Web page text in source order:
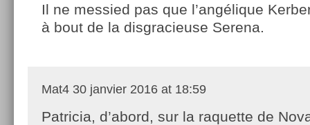
Il ne messied pas que l’angélique
à bout de la disgracieuse Serena.
Mat4 30 janvier 2016 at 18:59
Patricia, d’abord, sur la raquette de